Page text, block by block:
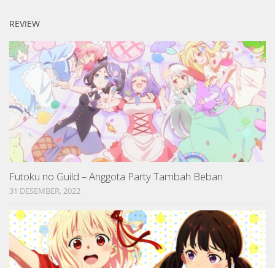
REVIEW
Futoku no Guild – Anggota Party Tambah Beban
31 DESEMBER, 2022